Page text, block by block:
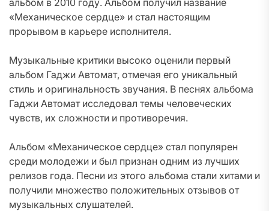
альбом в 2010 году. Альбом получил название
«Механическое сердце» и стал настоящим
прорывом в карьере исполнителя.
Музыкальные критики высоко оценили первый
альбом Гаджи Автомат, отмечая его уникальный
стиль и оригинальность звучания. В песнях альбома
Гаджи Автомат исследовал темы человеческих
чувств, их сложности и противоречия.
Альбом «Механическое сердце» стал популярен
среди молодежи и был признан одним из лучших
релизов года. Песни из этого альбома стали хитами и
получили множество положительных отзывов от
музыкальных слушателей.